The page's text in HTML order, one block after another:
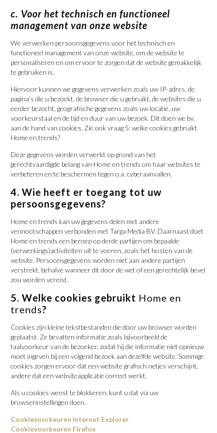
c. Voor het technisch en functioneel
management van onze website
We verwerken persoonsgegevens voor het technisch en
functioneel management van onze website, om de website te
personaliseren en om ervoor te zorgen dat de website gemakkelijk
te gebruiken is.
Hiervoor kunnen we gegevens verwerken zoals uw IP-adres, de
pagina’s die u bezoekt, de browser die u gebruikt, de websites die u
eerder bezocht, geografische gegevens zoals uw locatie, uw
voorkeurstaal en de tijd en duur van uw bezoek. Dit doen we bv.
aan de hand van cookies. Zie ook vraag 5: welke cookies gebruikt
Home en trends?
Deze gegevens worden verwerkt op grond van het
gerechtvaardigde belang van Home en trends om haar websites te
verbeteren en te beschermen tegen o.a. cyberaanvallen.
4. Wie heeft er toegang tot uw
persoonsgegevens?
Home en trends kan uw gegevens delen met andere
vennootschappen verbonden met Targa Media BV. Daarnaast doet
Home en trends een beroep op derde partijen om bepaalde
(verwerkings)activiteiten uit te voeren, zoals het hosten van de
website. Persoonsgegevens worden niet aan andere partijen
verstrekt, behalve wanneer dit door de wet of een gerechtelijk bevel
zou worden vereist.
5. Welke cookies gebruikt Home en
trends?
Cookies zijn kleine tekstbestanden die door uw browser worden
geplaatst. Ze bevatten informatie zoals bijvoorbeeld de
taalvoorkeur van de bezoeker, zodat hij die informatie niet opnieuw
moet ingeven bij een volgend bezoek aan dezelfde website. Sommige
cookies zorgen ervoor dat een website grafisch netjes verschijnt,
andere dat een websiteapplicatie correct werkt.
Als u cookies wenst te blokkeren, kunt u dat via uw
browserinstellingen doen.
Cookievoorkeuren Internet Explorer
Cookievoorkeuren Firefox